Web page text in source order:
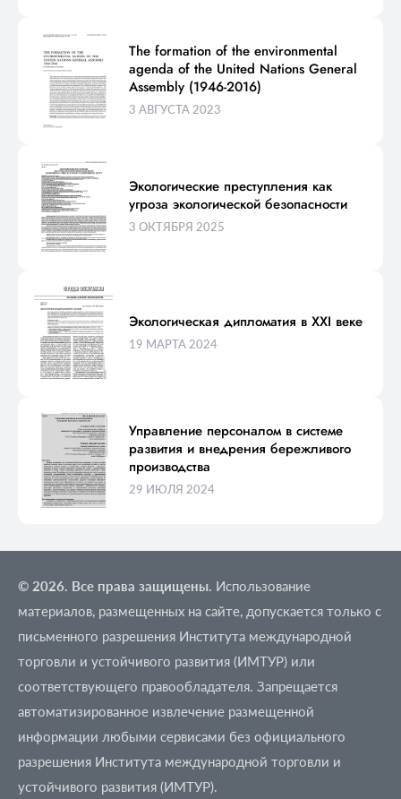
The formation of the environmental
agenda of the United Nations General
Assembly (1946-2016)
3 АВГУСТА 2023
Экологические преступления как
угроза экологической безопасности
3 ОКТЯБРЯ 2025
Экологическая дипломатия в XXI веке
19 МАРТА 2024
Управление персоналом в системе
развития и внедрения бережливого
производства
29 ИЮЛЯ 2024
© 2026. Все права защищены. Использование
материалов, размещенных на сайте, допускается только с
письменного разрешения Института международной
торговли и устойчивого развития (ИМТУР) или
соответствующего правообладателя. Запрещается
автоматизированное извлечение размещенной
информации любыми сервисами без официального
разрешения Института международной торговли и
устойчивого развития (ИМТУР).